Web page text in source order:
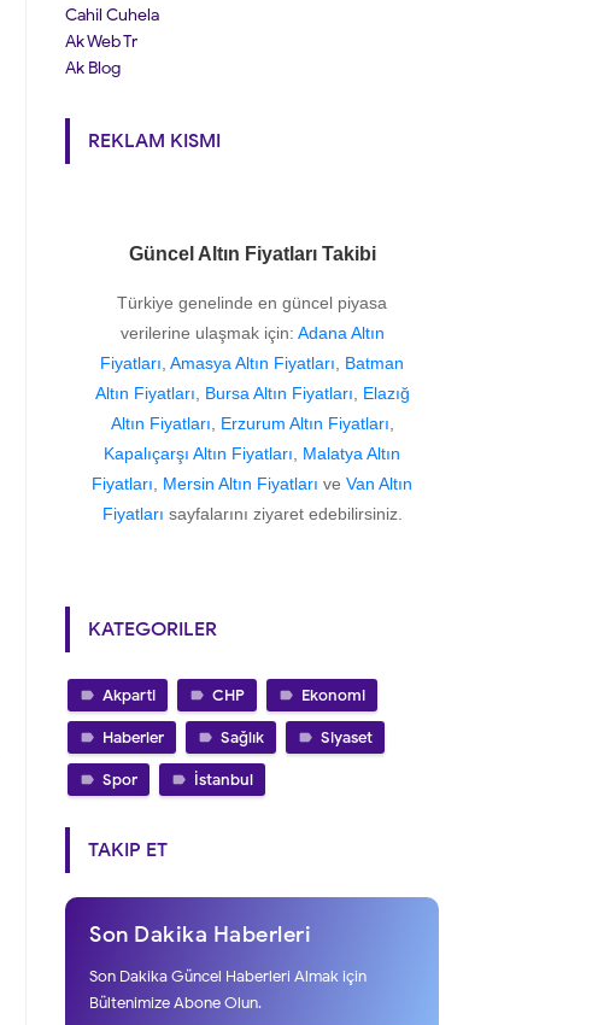
Cahil Cuhela
Ak Web Tr
Ak Blog
REKLAM KISMI
Güncel Altın Fiyatları Takibi
Türkiye genelinde en güncel piyasa
verilerine ulaşmak için: Adana Altın
Fiyatları, Amasya Altın Fiyatları, Batman
Altın Fiyatları, Bursa Altın Fiyatları, Elazığ
Altın Fiyatları, Erzurum Altın Fiyatları,
Kapalıçarşı Altın Fiyatları, Malatya Altın
Fiyatları, Mersin Altın Fiyatları ve Van Altın
Fiyatları sayfalarını ziyaret edebilirsiniz.
KATEGORILER
Akparti CHP Ekonomi
Haberler Sağlık Siyaset
Spor İstanbul
TAKIP ET
Son Dakika Haberleri
Son Dakika Güncel Haberleri Almak için
Bültenimize Abone Olun.